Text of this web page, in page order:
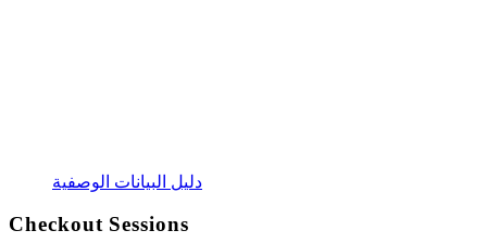
دليل البيانات الوصفية
Checkout Sessions